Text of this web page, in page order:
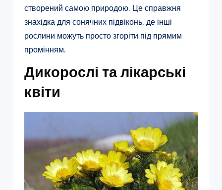
створений самою природою. Це справжня
знахідка для сонячних підвіконь, де інші
рослини можуть просто згоріти під прямим
промінням.
Дикорослі та лікарські
квіти